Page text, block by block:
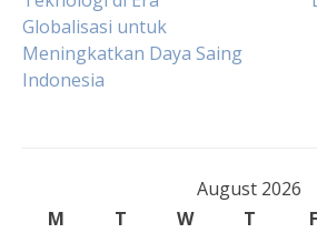
navigation
Globalisasi untuk
Meningkatkan Daya Saing
Indonesia
August 2026
M
T W T F